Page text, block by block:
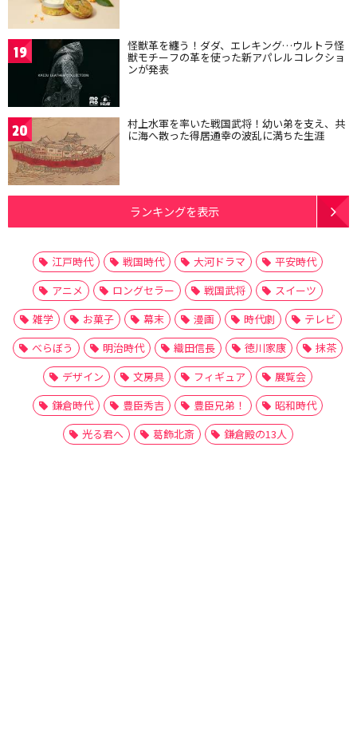
19 怪獣革を纏う！ダダ、エレキング…ウルトラ怪
獣モチーフの革を使った新アパレルコレクショ
ンが発表
20 村上水軍を率いた戦国武将！幼い弟を支え、共
に海へ散った得居通幸の波乱に満ちた生涯
ランキングを表示
江戸時代 戦国時代 大河ドラマ
平安時代
アニメ
ロングセラー 戦国武将
スイーツ
雑学
お菓子 幕末 漫画 時代劇
テレビ
べらぼう
明治時代 織田信長 徳川家康
抹茶
デザイン
文房具 フィギュア
展覧会
鎌倉時代
豊臣秀吉 豊臣兄弟！
昭和時代
光る君へ
葛飾北斎 鎌倉殿の13人